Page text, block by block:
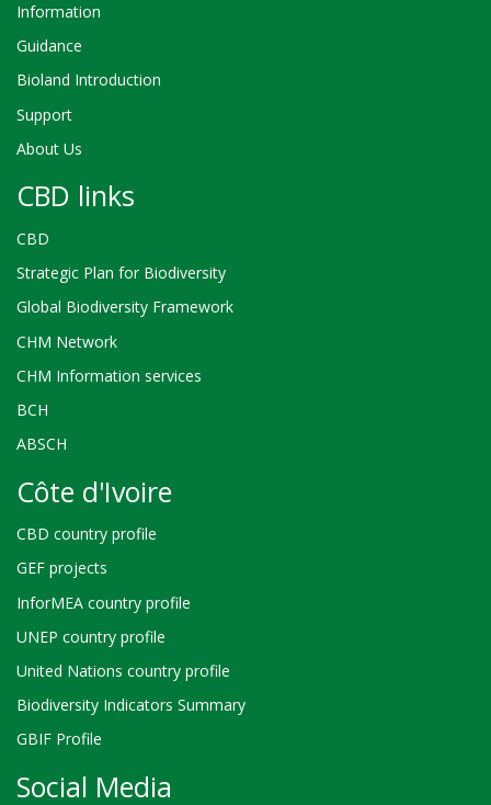
Information
Guidance
Bioland Introduction
Support
About Us
CBD links
CBD
Strategic Plan for Biodiversity
Global Biodiversity Framework
CHM Network
CHM Information services
BCH
ABSCH
Côte d'Ivoire
CBD country profile
GEF projects
InforMEA country profile
UNEP country profile
United Nations country profile
Biodiversity Indicators Summary
GBIF Profile
Social Media